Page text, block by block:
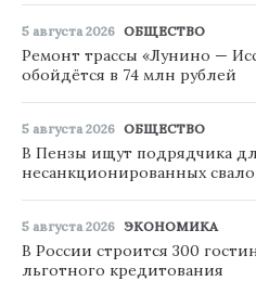
5 августа 2026 ОБЩЕСТВО
Ремонт трассы «Лунино —
обойдётся в 74 млн рублей
5 августа 2026 ОБЩЕСТВО
В Пензы ищут подрядчика
несанкционированных
5 августа 2026 ЭКОНОМИКА
В России строится 300
льготного кредитования